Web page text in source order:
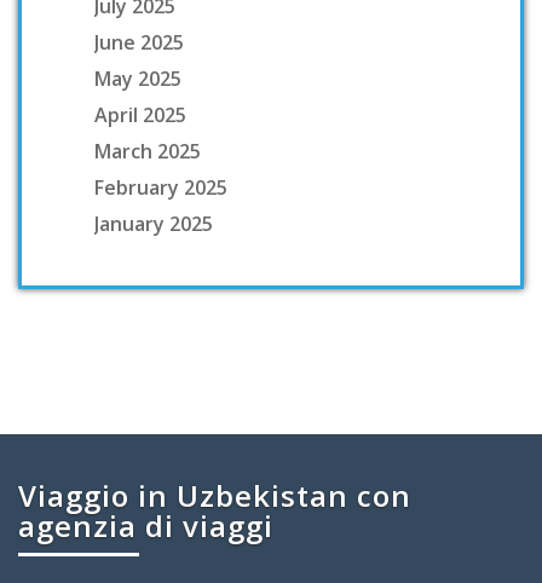
July 2025
June 2025
May 2025
April 2025
March 2025
February 2025
January 2025
Viaggio in Uzbekistan con
agenzia di viaggi